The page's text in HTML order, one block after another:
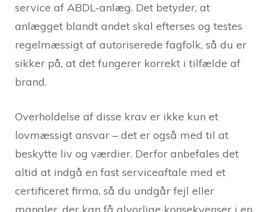
service af ABDL-anlæg. Det betyder, at
anlægget blandt andet skal efterses og testes
regelmæssigt af autoriserede fagfolk, så du er
sikker på, at det fungerer korrekt i tilfælde af
brand.
Overholdelse af disse krav er ikke kun et
lovmæssigt ansvar – det er også med til at
beskytte liv og værdier. Derfor anbefales det
altid at indgå en fast serviceaftale med et
certificeret firma, så du undgår fejl eller